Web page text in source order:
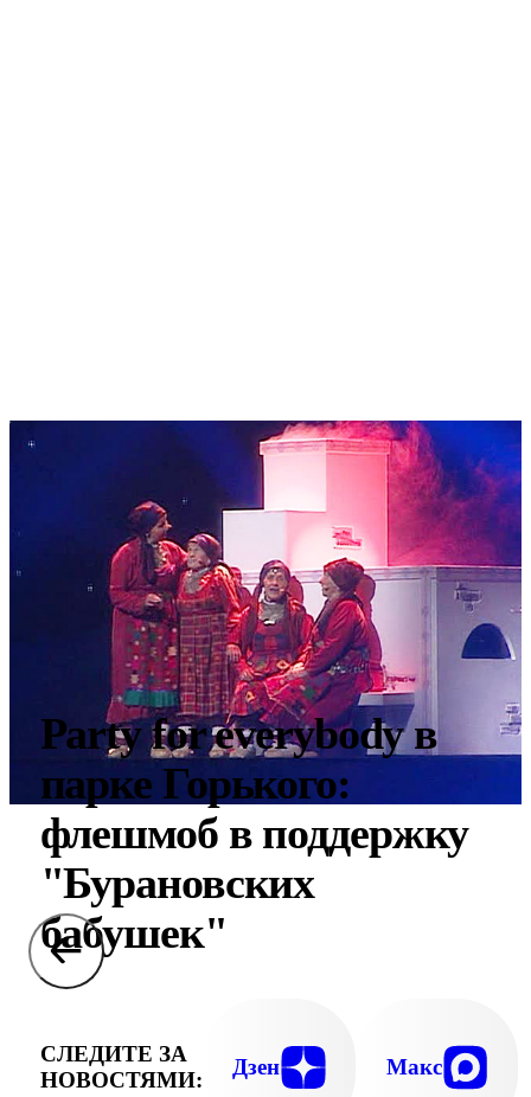
Party for everybody в
парке Горького:
флешмоб в поддержку
"Бурановских
бабушек"
СЛЕДИТЕ ЗА
НОВОСТЯМИ:
Дзен Макс